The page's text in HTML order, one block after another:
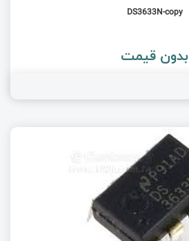
DS3633N-copy
بدون قیمت